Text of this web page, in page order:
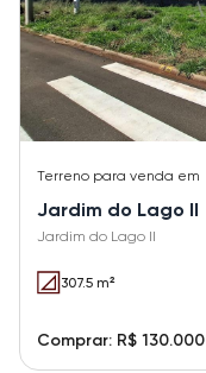
Terreno para venda em
Jardim do Lago II
Jardim do Lago II
307.5 m²
Comprar: R$ 130.000